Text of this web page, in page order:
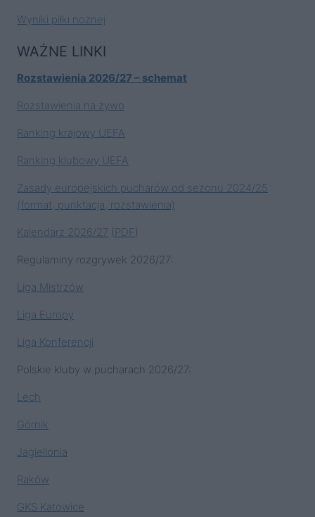
Wyniki piłki nożnej
WAŻNE LINKI
Rozstawienia 2026/27 – schemat
Rozstawienia na żywo
Ranking krajowy UEFA
Ranking klubowy UEFA
Zasady europejskich pucharów od sezonu 2024/25
(format, punktacja, rozstawienia)
Kalendarz 2026/27 (PDF)
Regulaminy rozgrywek 2026/27:
Liga Mistrzów
Liga Europy
Liga Konferencji
Polskie kluby w pucharach 2026/27:
Lech
Górnik
Jagiellonia
Raków
GKS Katowice